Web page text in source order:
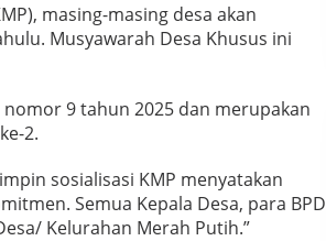
masing-masing desa akan
Musyawarah Desa Khusus ini
9 tahun 2025 dan merupakan
2.
sosialisasi KMP menyatakan
Semua Kepala Desa, para BPD
Kelurahan Merah Putih.”